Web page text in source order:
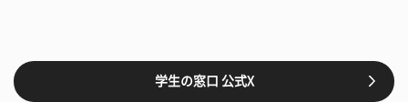
学生の窓口 公式X